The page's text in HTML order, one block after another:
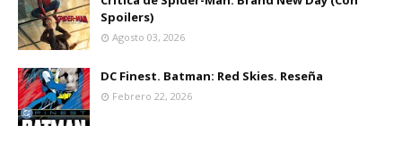
Spoilers)
Agosto 03, 2026
DC Finest. Batman: Red Skies. Reseña
Febrero 22, 2026